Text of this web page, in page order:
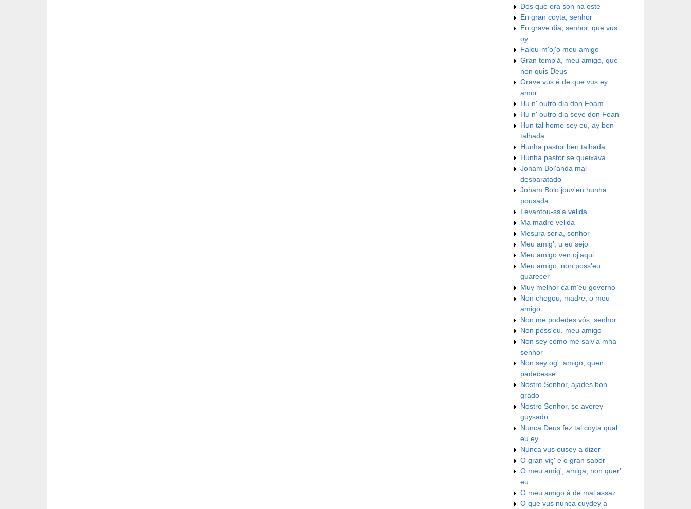
Dos que ora son na oste
En gran coyta, senhor
En grave dia, senhor, que vus
oy
Falou-m'oj'o meu amigo
Gran temp'á, meu amigo, que
non quis Deus
Grave vus é de que vus ey
amor
Hu n' outro dia don Foam
Hu n' outro dia seve don Foan
Hun tal home sey eu, ay ben
talhada
Hunha pastor ben talhada
Hunha pastor se queixava
Joham Bol'anda mal
desbaratado
Joham Bolo jouv'en hunha
pousada
Levantou-ss'a velida
Ma madre velida
Mesura seria, senhor
Meu amig', u eu sejo
Meu amigo ven oj'aqui
Meu amigo, non poss'eu
guarecer
Muy melhor ca m'eu governo
Non chegou, madre, o meu
amigo
Non me podedes vós, senhor
Non poss'eu, meu amigo
Non sey como me salv'a mha
senhor
Non sey og', amigo, quen
padecesse
Nostro Senhor, ajades bon
grado
Nostro Senhor, se averey
guysado
Nunca Deus fez tal coyta qual
eu ey
Nunca vus ousey a dizer
O gran viç' e o gran sabor
O meu amig', amiga, non quer'
eu
O meu amigo á de mal assaz
O que vus nunca cuydey a